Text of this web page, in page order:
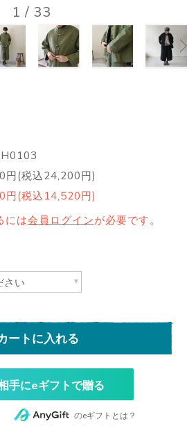
1 / 33
円(税込24,200円)
円(税込14,520円)
には会員ログインが必要です。
ートに入れる
手にeギフトで贈る
のeギフトとは？